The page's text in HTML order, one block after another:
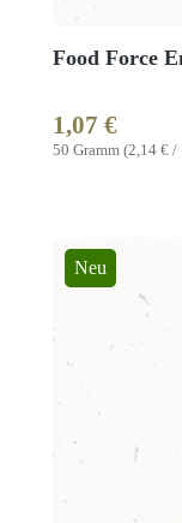
Food Force
50 Gramm (2,14 € /
Regulärer
1,07 €
Neu